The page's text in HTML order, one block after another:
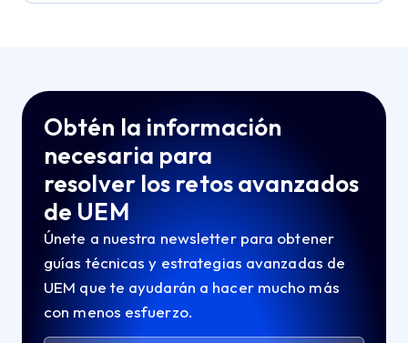
Obtén la información
necesaria para
resolver los retos avanzados
de UEM
Únete a nuestra newsletter para obtener
guías técnicas y estrategias avanzadas de
UEM que te ayudarán a hacer mucho más
con menos esfuerzo.